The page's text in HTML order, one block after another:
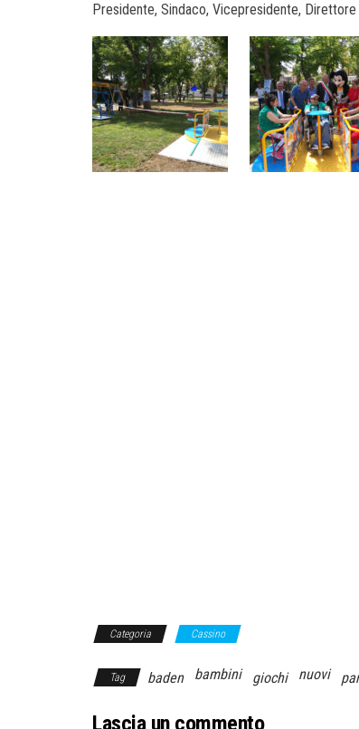
Presidente, Sindaco, Vicepresidente,
Categoria Cassino
Tag baden bambini giochi nuovi
Lascia un commento